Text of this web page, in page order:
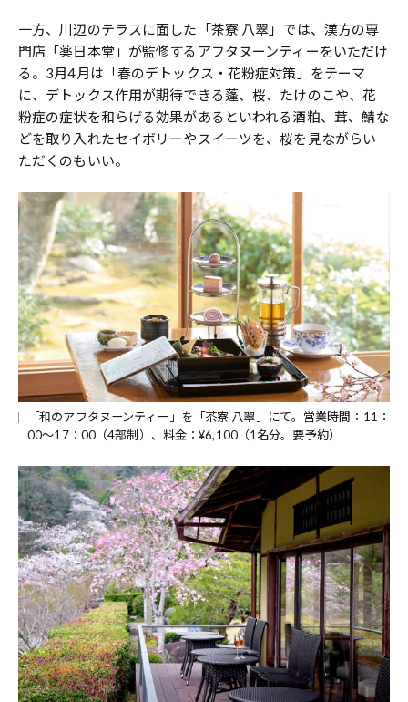
一方、川辺のテラスに面した「茶寮 八翠」では、漢方の専
門店「薬日本堂」が監修するアフタヌーンティーをいただけ
る。3月4月は「春のデトックス・花粉症対策」をテーマ
に、デトックス作用が期待できる蓬、桜、たけのこや、花
粉症の症状を和らげる効果があるといわれる酒粕、茸、鯖な
どを取り入れたセイボリーやスイーツを、桜を見ながらい
ただくのもいい。
「和のアフタヌーンティー」を「茶寮 八翠」にて。営業時間：11：
00～17：00（4部制）、料金：¥6,100（1名分。要予約）